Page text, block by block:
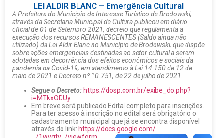
LEI ALDIR BLANC – Emergência Cultural
A Prefeitura do Município de Interesse Turístico de Brodowski,
através da Secretaria Municipal de Cultura publicou em diário
oficial de 01 de Setembro 2021, decreto que regulamenta a
execução dos recursos REMANESCENTES (Saldo ainda não
utilizado) da Lei Aldir Blanc no Município de Brodowski, que dispõe
sobre ações emergenciais destinadas ao setor cultural a serem
adotadas em decorrência dos efeitos econômicos e sociais da
pandemia da Covid-19, em atendimento à Lei 14.150 de 12 de
maio de 2021 e Decreto nº 10.751, de 22 de julho de 2021.
Segue o Decreto: https://dosp.com.br/exibe_do.php?
i=MTkxODUy
Em breve será publicado Edital completo para inscrições.
Para ter acesso à inscrição no edital será obrigatório o
cadastramento municipal que já se encontra disponível
através do link: https://docs.google.com/